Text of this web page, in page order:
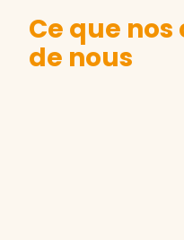
Ce que
de nous